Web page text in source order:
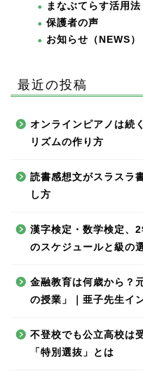
まなぶてらす活用法
保護者の声
お知らせ（NEWS）
最近の投稿
オンラインピアノは続
リズムの作り方
読書感想文がスラスラ
し方
漢字検定・数学検定、
のスケジュールと級の
金融教育は何歳から？
の授業」｜亜子先生イ
不登校でも公立高校は
「特別選抜」とは